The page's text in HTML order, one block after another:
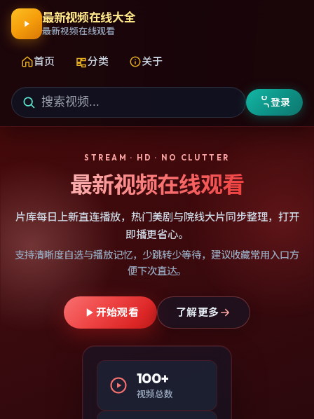
最新视频在线大全
最新视频在线观看
首页 分类 关于
登录
STREAM · HD · NO CLUTTER
最新视频在线观看
片库每日上新直连播放，热门美剧与院线大片同步整理，打开
即播更省心。
支持清晰度自选与播放记忆，少跳转少等待，建议收藏常用入口方
便下次直达。
开始观看 了解更多
100+
视频总数